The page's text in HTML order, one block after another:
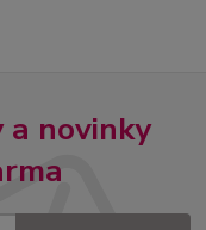
a novinky